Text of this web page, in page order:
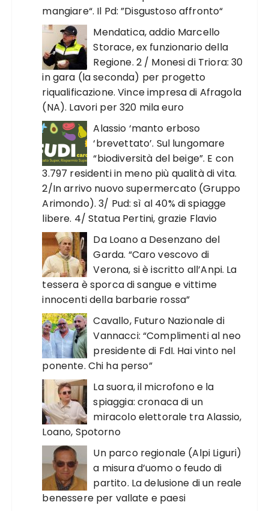
mangiare“. Il Pd: ”Disgustoso affronto“
Mendatica, addio Marcello
Storace, ex funzionario della
Regione. 2 / Monesi di Triora: 30
in gara (la seconda) per progetto
riqualificazione. Vince impresa di Afragola
(NA). Lavori per 320 mila euro
Alassio ‘manto erboso
‘brevettato’. Sul lungomare
“biodiversità del beige”. E con
3.797 residenti in meno più qualità di vita.
2/In arrivo nuovo supermercato (Gruppo
Arimondo). 3/ Pud: sì al 40% di spiagge
libere. 4/ Statua Pertini, grazie Flavio
Da Loano a Desenzano del
Garda. “Caro vescovo di
Verona, si è iscritto all’Anpi. La
tessera è sporca di sangue e vittime
innocenti della barbarie rossa”
Cavallo, Futuro Nazionale di
Vannacci: “Complimenti al neo
presidente di FdI. Hai vinto nel
ponente. Chi ha perso”
La suora, il microfono e la
spiaggia: cronaca di un
miracolo elettorale tra Alassio,
Loano, Spotorno
Un parco regionale (Alpi Liguri)
a misura d’uomo o feudo di
partito. La delusione di un reale
benessere per vallate e paesi